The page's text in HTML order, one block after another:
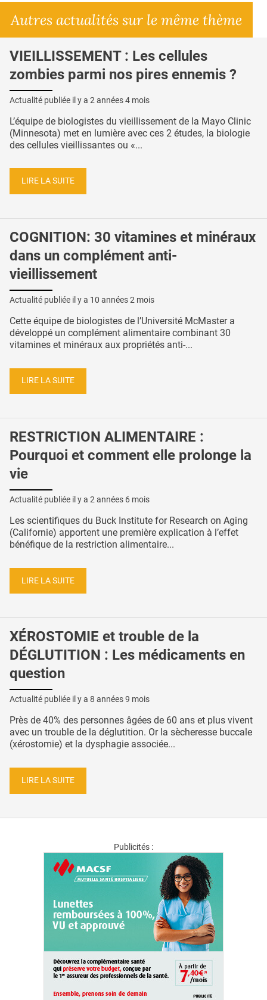
Autres actualités sur le même thème
VIEILLISSEMENT : Les cellules
zombies parmi nos pires ennemis ?
Actualité publiée il y a 2 années 4 mois
L’équipe de biologistes du vieillissement de la Mayo Clinic
(Minnesota) met en lumière avec ces 2 études, la biologie
des cellules vieillissantes ou «...
LIRE LA SUITE
COGNITION: 30 vitamines et minéraux
dans un complément anti-
vieillissement
Actualité publiée il y a 10 années 2 mois
Cette équipe de biologistes de l’Université McMaster a
développé un complément alimentaire combinant 30
vitamines et minéraux aux propriétés anti-...
LIRE LA SUITE
RESTRICTION ALIMENTAIRE :
Pourquoi et comment elle prolonge la
vie
Actualité publiée il y a 2 années 6 mois
Les scientifiques du Buck Institute for Research on Aging
(Californie) apportent une première explication à l’effet
bénéfique de la restriction alimentaire...
LIRE LA SUITE
XÉROSTOMIE et trouble de la
DÉGLUTITION : Les médicaments en
question
Actualité publiée il y a 8 années 9 mois
Près de 40% des personnes âgées de 60 ans et plus vivent
avec un trouble de la déglutition. Or la sècheresse buccale
(xérostomie) et la dysphagie associée...
LIRE LA SUITE
Publicités :